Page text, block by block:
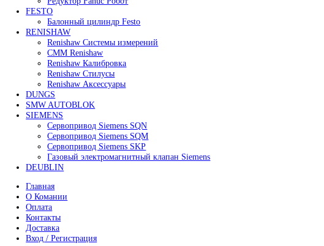
FANUC
Контроллеры Fanuc
Сервоуселители Fanuc
Энкодеры Fanuc
Fanuc PCB Плата
Серводвигатели Fanuc
MITSUBISHI ELECTRIC
Сервоприводы Mitsubishi
Серводвигатели Mitsubishi
HEIDENHAIN
Линейные энкодеры Heidenhain LS 628C
Линейные энкодеры Heidenhain LS 688C
Линейные энкодеры Heidenhain LC 185
Линейные энкодеры Heidenhain LC 195F
FANUC ROBOT
Робот Fanuc LR Mate
Робот Fanuc для сварки
Коллаборативные-роботы FANUC
Робот Delta Fanuc
Редуктор Fanuc Робот